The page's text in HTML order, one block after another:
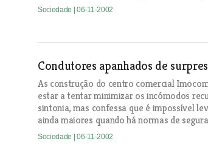
Sociedade | 06-11-2002
Condutores apanhados de
As construção do centro comercial
estar a tentar minimizar os incómodos
sintonia, mas confessa que é impossível
ainda maiores quando há normas de
Sociedade | 06-11-2002